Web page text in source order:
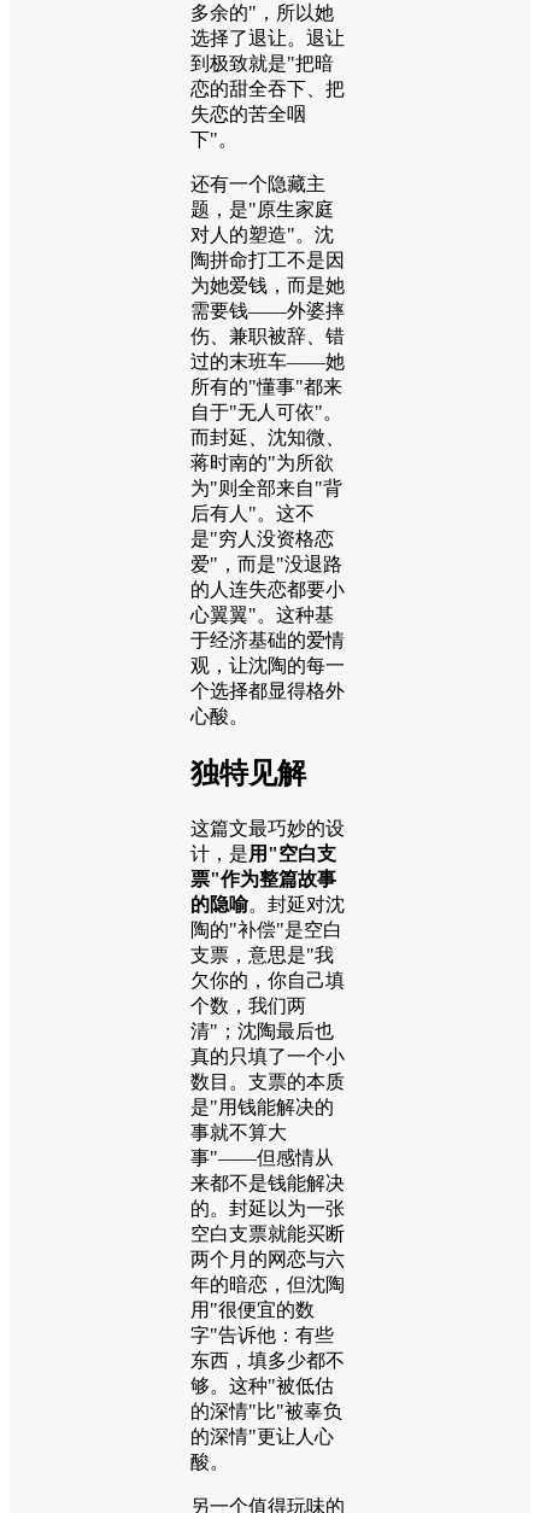
多余的"，所以她
选择了退让。退让
到极致就是"把暗
恋的甜全吞下、把
失恋的苦全咽
下"。
还有一个隐藏主
题，是"原生家庭
对人的塑造"。沈
陶拼命打工不是因
为她爱钱，而是她
需要钱——外婆摔
伤、兼职被辞、错
过的末班车——她
所有的"懂事"都来
自于"无人可依"。
而封延、沈知微、
蒋时南的"为所欲
为"则全部来自"背
后有人"。这不
是"穷人没资格恋
爱"，而是"没退路
的人连失恋都要小
心翼翼"。这种基
于经济基础的爱情
观，让沈陶的每一
个选择都显得格外
心酸。
独特见解
这篇文最巧妙的设
计，是用"空白支
票"作为整篇故事
的隐喻。封延对沈
陶的"补偿"是空白
支票，意思是"我
欠你的，你自己填
个数，我们两
清"；沈陶最后也
真的只填了一个小
数目。支票的本质
是"用钱能解决的
事就不算大
事"——但感情从
来都不是钱能解决
的。封延以为一张
空白支票就能买断
两个月的网恋与六
年的暗恋，但沈陶
用"很便宜的数
字"告诉他：有些
东西，填多少都不
够。这种"被低估
的深情"比"被辜负
的深情"更让人心
酸。
另一个值得玩味的